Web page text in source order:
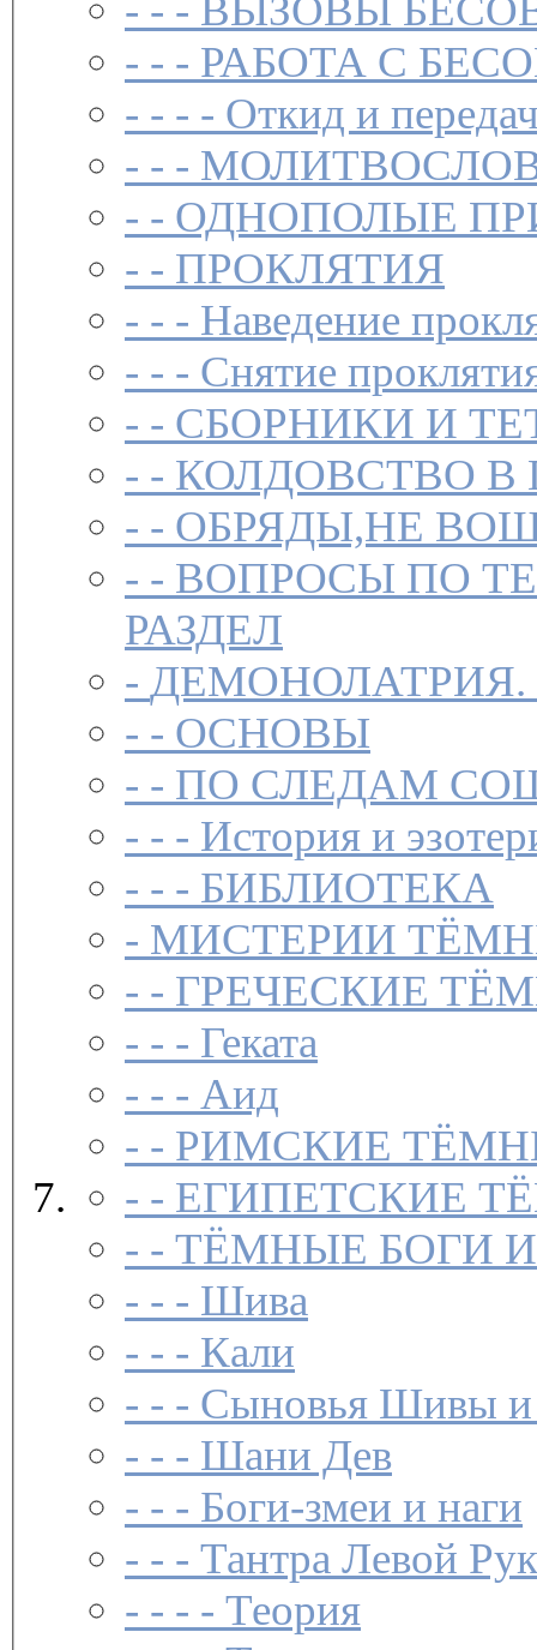
- - - ВЫЗОВЫ
- - - РАБОТА С
- - - - Откид и
- - -
- - ОДНОПОЛЫЕ
- - ПРОКЛЯТИЯ
- - - Наведение
- - - Снятие
- - СБОРНИКИ И
- - КОЛДОВСТВО В
- - ОБРЯДЫ,НЕ
- - ВОПРОСЫ ПО
РАЗДЕЛ
-
- - ОСНОВЫ
- - ПО СЛЕДАМ
- - - История и
- - - БИБЛИОТЕКА
- МИСТЕРИИ
- - ГРЕЧЕСКИЕ
- - - Геката
- - - Аид
- - РИМСКИЕ
- - ЕГИПЕТСКИЕ
- - ТЁМНЫЕ БОГИ
- - - Шива
- - - Кали
- - - Сыновья Шивы
- - - Шани Дев
- - - Боги-змеи и наги
- - - Тантра Левой
- - - - Теория